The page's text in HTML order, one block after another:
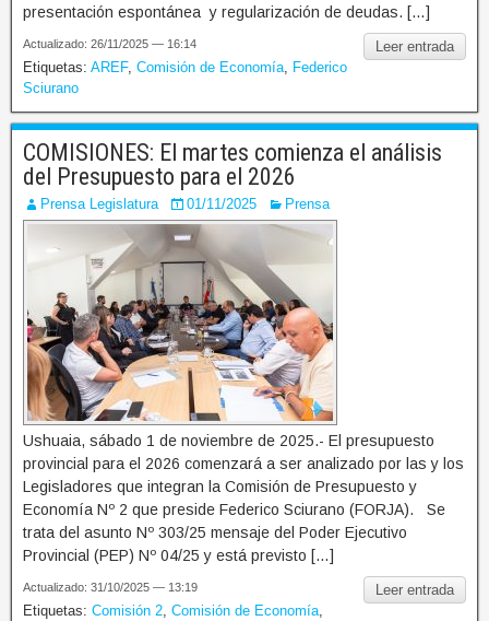
presentación espontánea y regularización de deudas. […]
Leer entrada
Actualizado: 26/11/2025 — 16:14
Etiquetas: AREF, Comisión de Economía
Federico
Sciurano
COMISIONES: El martes comienza el análisis
del Presupuesto para el 2026
Prensa Legislatura 01/11/2025 Prensa
Ushuaia, sábado 1 de noviembre de 2025.- El presupuesto
provincial para el 2026 comenzará a ser analizado por las y los
Legisladores que integran la Comisión de Presupuesto y
Economía Nº 2 que preside Federico Sciurano (FORJA). Se
trata del asunto Nº 303/25 mensaje del Poder Ejecutivo
Provincial (PEP) Nº 04/25 y está previsto […]
Leer entrada
Actualizado: 31/10/2025 — 13:19
Etiquetas: Comisión 2 Comisión de Economía